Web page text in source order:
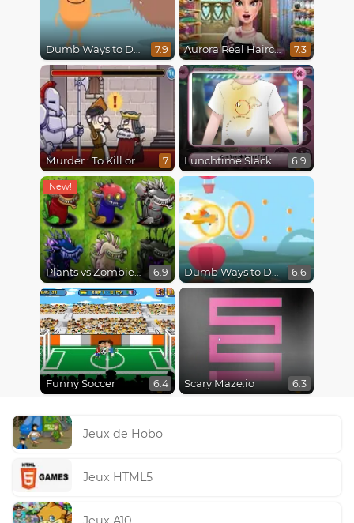
Dumb Ways to Die 7.9 Aurora Real Haircuts 7.3
Murder : To Kill or Not to Kill 7 Lunchtime Slacking 6.9
Plants vs Zombies Fusion Mode 6.9 Dumb Ways to Die 3: World Tour 6.6
Funny Soccer 6.4 Scary Maze.io 6.3
Jeux de Hobo
Jeux HTML5